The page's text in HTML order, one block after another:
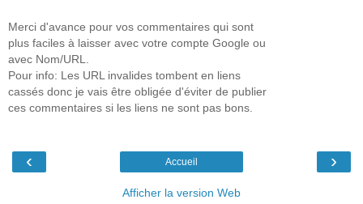
Merci d'avance pour vos commentaires qui sont
plus faciles à laisser avec votre compte Google ou
avec Nom/URL.
Pour info: Les URL invalides tombent en liens
cassés donc je vais être obligée d'éviter de publier
ces commentaires si les liens ne sont pas bons.
‹ ›
Accueil
Afficher la version Web